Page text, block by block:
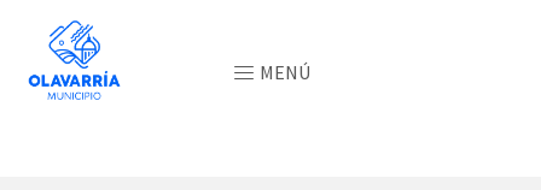
MENÚ